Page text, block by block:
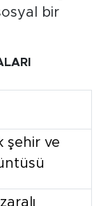
bir
şehir ve